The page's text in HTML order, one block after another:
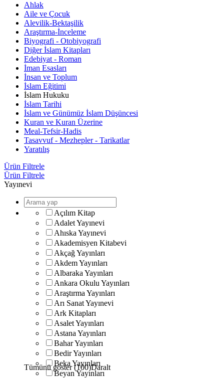
Ahlak
Aile ve Çocuk
Alevilik-Bektaşilik
Araştırma-İnceleme
Biyografi - Otobiyografi
Diğer İslam Kitapları
Edebiyat - Roman
İman Esasları
İnsan ve Toplum
İslam Eğitimi
İslam Hukuku
İslam Tarihi
İslam ve Günümüz İslam Düşüncesi
Kuran ve Kuran Üzerine
Meal-Tefsir-Hadis
Tasavvuf - Mezhepler - Tarikatlar
Yaratılış
Ürün Filtrele
Ürün Filtrele
Yayınevi
Açılım Kitap
Adalet Yayınevi
Ahıska Yayınevi
Akademisyen Kitabevi
Akçağ Yayınları
Akdem Yayınları
Albaraka Yayınları
Ankara Okulu Yayınları
Araştırma Yayınları
Arı Sanat Yayınevi
Ark Kitapları
Asalet Yayınları
Astana Yayınları
Bahar Yayınları
Bedir Yayınları
Beka Yayınları
Beyan Yayınları
Tümünü göster (100)Daralt